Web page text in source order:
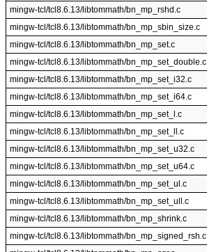
mingw-tcl/tcl8.6.13/libtommath/bn_mp_rshd.c
mingw-tcl/tcl8.6.13/libtommath/bn_mp_sbin_size.c
mingw-tcl/tcl8.6.13/libtommath/bn_mp_set.c
mingw-tcl/tcl8.6.13/libtommath/bn_mp_set_double.c
mingw-tcl/tcl8.6.13/libtommath/bn_mp_set_i32.c
mingw-tcl/tcl8.6.13/libtommath/bn_mp_set_i64.c
mingw-tcl/tcl8.6.13/libtommath/bn_mp_set_l.c
mingw-tcl/tcl8.6.13/libtommath/bn_mp_set_ll.c
mingw-tcl/tcl8.6.13/libtommath/bn_mp_set_u32.c
mingw-tcl/tcl8.6.13/libtommath/bn_mp_set_u64.c
mingw-tcl/tcl8.6.13/libtommath/bn_mp_set_ul.c
mingw-tcl/tcl8.6.13/libtommath/bn_mp_set_ull.c
mingw-tcl/tcl8.6.13/libtommath/bn_mp_shrink.c
mingw-tcl/tcl8.6.13/libtommath/bn_mp_signed_rsh.c